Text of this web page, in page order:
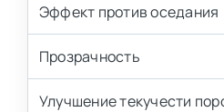
Эффект против оседания
Прозрачность
Улучшение текучести